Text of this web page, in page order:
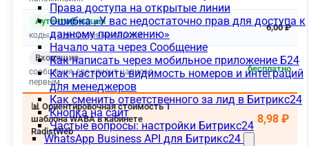
Права доступа на открытые линии
Ошибка «У вас недостаточно прав для доступа к
данному приложению»
Начало чата через Сообщение
Как написать через мобильное приложение Б24
Как настроить видимость номеров и интеграций
для менеджеров
Как сменить ответственного за лид в Битрикс24
Кнопка на сайт
Частые вопросы: настройки Битрикс24
WhatsApp Business API для Битрикс24